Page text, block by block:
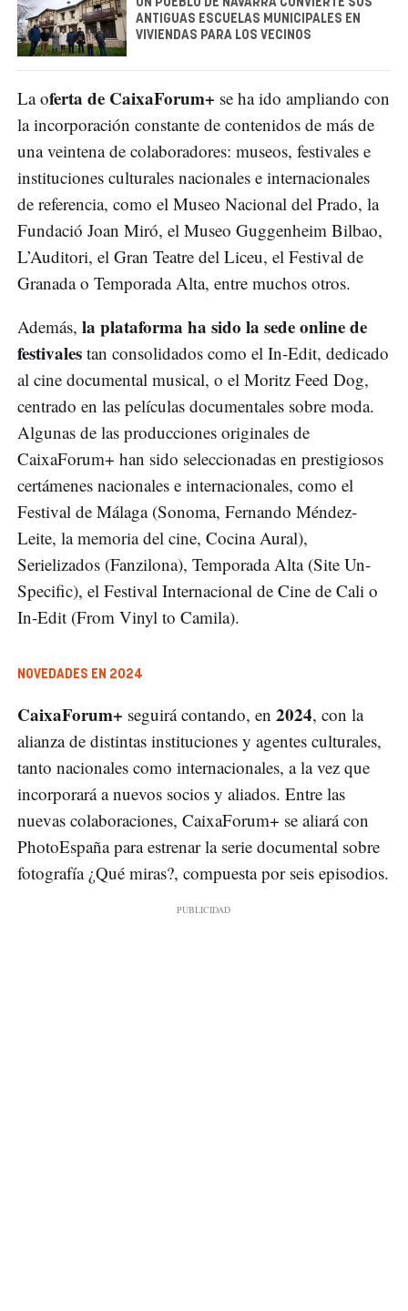
UN PUEBLO DE NAVARRA CONVIERTE SUS
ANTIGUAS ESCUELAS MUNICIPALES EN
VIVIENDAS PARA LOS VECINOS
La oferta de CaixaForum+ se ha ido ampliando con
la incorporación constante de contenidos de más de
una veintena de colaboradores: museos, festivales e
instituciones culturales nacionales e internacionales
de referencia, como el Museo Nacional del Prado, la
Fundació Joan Miró, el Museo Guggenheim Bilbao,
L’Auditori, el Gran Teatre del Liceu, el Festival de
Granada o Temporada Alta, entre muchos otros.
Además, la plataforma ha sido la sede online de
festivales tan consolidados como el In-Edit, dedicado
al cine documental musical, o el Moritz Feed Dog,
centrado en las películas documentales sobre moda.
Algunas de las producciones originales de
CaixaForum+ han sido seleccionadas en prestigiosos
certámenes nacionales e internacionales, como el
Festival de Málaga (Sonoma, Fernando Méndez-
Leite, la memoria del cine, Cocina Aural),
Serielizados (Fanzilona), Temporada Alta (Site Un-
Specific), el Festival Internacional de Cine de Cali o
In-Edit (From Vinyl to Camila).
NOVEDADES EN 2024
CaixaForum+ seguirá contando, en 2024, con la
alianza de distintas instituciones y agentes culturales,
tanto nacionales como internacionales, a la vez que
incorporará a nuevos socios y aliados. Entre las
nuevas colaboraciones, CaixaForum+ se aliará con
PhotoEspaña para estrenar la serie documental sobre
fotografía ¿Qué miras?, compuesta por seis episodios.